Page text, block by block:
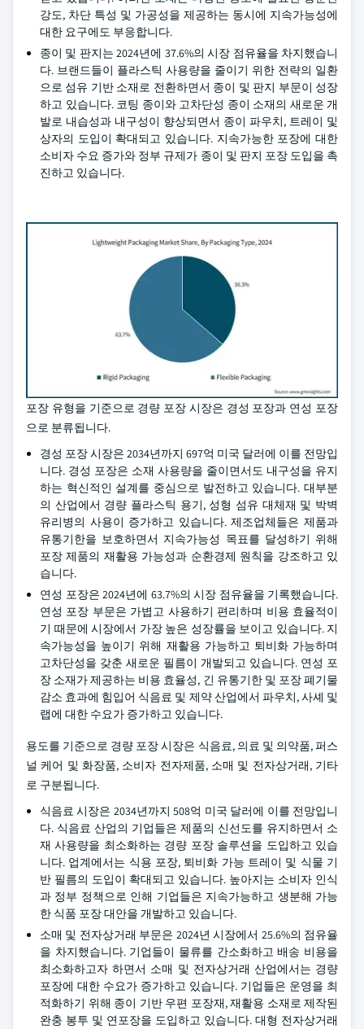
강도, 차단 특성 및 가공성을 제공하는 동시에 지속가능성에
대한 요구에도 부응합니다.
종이 및 판지는 2024년에 37.6%의 시장 점유율을 차지했습니
다. 브랜드들이 플라스틱 사용량을 줄이기 위한 전략의 일환
으로 섬유 기반 소재로 전환하면서 종이 및 판지 부문이 성장
하고 있습니다. 코팅 종이와 고차단성 종이 소재의 새로운 개
발로 내습성과 내구성이 향상되면서 종이 파우치, 트레이 및
상자의 도입이 확대되고 있습니다. 지속가능한 포장에 대한
소비자 수요 증가와 정부 규제가 종이 및 판지 포장 도입을 촉
진하고 있습니다.
포장 유형을 기준으로 경량 포장 시장은 경성 포장과 연성 포장
으로 분류됩니다.
경성 포장 시장은 2034년까지 697억 미국 달러에 이를 전망입
니다. 경성 포장은 소재 사용량을 줄이면서도 내구성을 유지
하는 혁신적인 설계를 중심으로 발전하고 있습니다. 대부분
의 산업에서 경량 플라스틱 용기, 성형 섬유 대체재 및 박벽
유리병의 사용이 증가하고 있습니다. 제조업체들은 제품과
유통기한을 보호하면서 지속가능성 목표를 달성하기 위해
포장 제품의 재활용 가능성과 순환경제 원칙을 강조하고 있
습니다.
연성 포장은 2024년에 63.7%의 시장 점유율을 기록했습니다.
연성 포장 부문은 가볍고 사용하기 편리하며 비용 효율적이
기 때문에 시장에서 가장 높은 성장률을 보이고 있습니다. 지
속가능성을 높이기 위해 재활용 가능하고 퇴비화 가능하며
고차단성을 갖춘 새로운 필름이 개발되고 있습니다. 연성 포
장 소재가 제공하는 비용 효율성, 긴 유통기한 및 포장 폐기물
감소 효과에 힘입어 식음료 및 제약 산업에서 파우치, 사셰 및
랩에 대한 수요가 증가하고 있습니다.
용도를 기준으로 경량 포장 시장은 식음료, 의료 및 의약품, 퍼스
널 케어 및 화장품, 소비자 전자제품, 소매 및 전자상거래, 기타
로 구분됩니다.
식음료 시장은 2034년까지 508억 미국 달러에 이를 전망입니
다. 식음료 산업의 기업들은 제품의 신선도를 유지하면서 소
재 사용량을 최소화하는 경량 포장 솔루션을 도입하고 있습
니다. 업계에서는 식용 포장, 퇴비화 가능 트레이 및 식물 기
반 필름의 도입이 확대되고 있습니다. 높아지는 소비자 인식
과 정부 정책으로 인해 기업들은 지속가능하고 생분해 가능
한 식품 포장 대안을 개발하고 있습니다.
소매 및 전자상거래 부문은 2024년 시장에서 25.6%의 점유율
을 차지했습니다. 기업들이 물류를 간소화하고 배송 비용을
최소화하고자 하면서 소매 및 전자상거래 산업에서는 경량
포장에 대한 수요가 증가하고 있습니다. 기업들은 운영을 최
적화하기 위해 종이 기반 우편 포장재, 재활용 소재로 제작된
완충 봉투 및 연포장을 도입하고 있습니다. 대형 전자상거래